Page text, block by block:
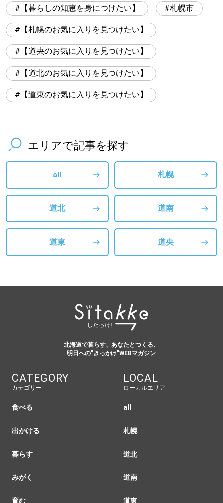
【暮らしの知恵を身につけたい】 札幌市
【札幌のお気に入りを見つけたい】
【道央のお気に入りを見つけたい】
【道北のお気に入りを見つけたい】
【道東のお気に入りを見つけたい】
エリアで記事を探す
all 札幌
道北 道南
道東 道央
北海道で暮らす、あなたとつくる、
明日への”きっかけ”WEBマガジン
CATEGORY
カテゴリー
食べる
出かける
暮らす
みがく
育む
LOCAL
ローカルエリア
all
札幌
道北
道南
道東